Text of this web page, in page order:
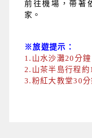
前往機場，帶著
家。
※旅遊提示：
1.山水沙灘20分鐘
2.山茶半島行程約
3.粉紅大教堂30分